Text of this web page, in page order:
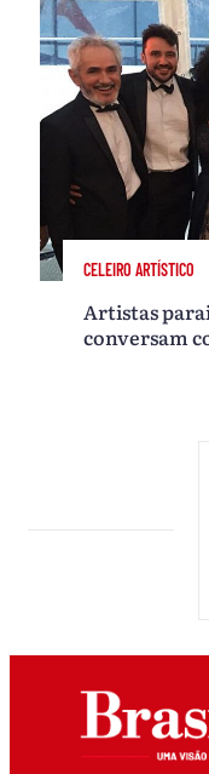
CELEIRO ARTÍSTICO
Artistas
conversam